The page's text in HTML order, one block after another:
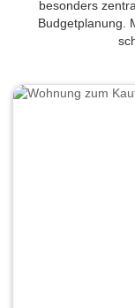
besonders
Budgetplanung.